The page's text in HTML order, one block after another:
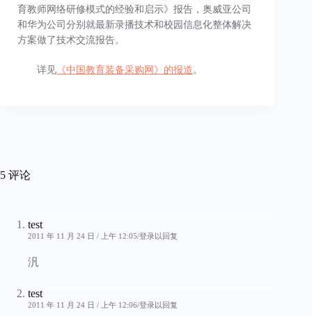
育教师网络研修模式的经验和启示》报告，奥威亚公司
和华为公司分别就最新录播技术和校园信息化整体解决
方案做了技术交流报告。
详见 《中国教育装备采购网》的报道。
5 评论
test
2011 年 11 月 24 日 / 上午 12:05 登录以回复
汎
test
2011 年 11 月 24 日 / 上午 12:06 登录以回复